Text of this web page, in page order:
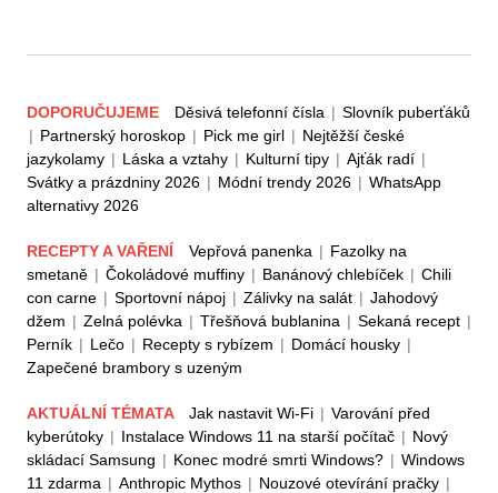
DOPORUČUJEME Děsivá telefonní čísla | Slovník puberťáků
| Partnerský horoskop | Pick me girl | Nejtěžší české
jazykolamy | Láska a vztahy | Kulturní tipy | Ajťák radí |
Svátky a prázdniny 2026 | Módní trendy 2026 | WhatsApp
alternativy 2026
RECEPTY A VAŘENÍ Vepřová panenka | Fazolky na
smetaně | Čokoládové muffiny | Banánový chlebíček | Chili
con carne | Sportovní nápoj | Zálivky na salát | Jahodový
džem | Zelná polévka | Třešňová bublanina | Sekaná recept |
Perník | Lečo | Recepty s rybízem | Domácí housky |
Zapečené brambory s uzeným
AKTUÁLNÍ TÉMATA Jak nastavit Wi-Fi | Varování před
kyberútoky | Instalace Windows 11 na starší počítač | Nový
skládací Samsung | Konec modré smrti Windows? | Windows
11 zdarma | Anthropic Mythos | Nouzové otevírání pračky |